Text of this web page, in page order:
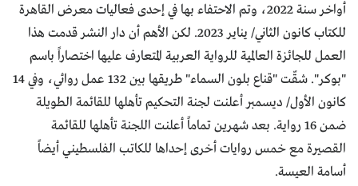
أواخر سنة 2022، وتم الاحتفاء بها في إحدى فعاليات معرض القاهرة
للكتاب كانون الثاني/ يناير 2023. لكن الأهم أن دار النشر قدمت هذا
العمل للجائزة العالمية للرواية العربية المتعارف عليها اختصاراً باسم
"بوكر". شقّت "قناع بلون السماء" طريقها بين 132 عمل روائي، وفي 14
كانون الأول/ ديسمبر أعلنت لجنة التحكيم تأهلها للقائمة الطويلة
ضمن 16 رواية. بعد شهرين تماماً أعلنت اللجنة تأهلها للقائمة
القصيرة مع خمس روايات أخرى إحداها للكاتب الفلسطيني أيضاً
أسامة العيسة.